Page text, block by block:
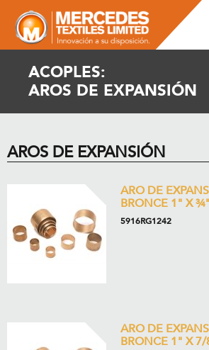
ACOPLES:
AROS DE EXPANSIÓN
AROS DE EXPANSIÓN
ARO DE
BRONCE 1" X ¾"
5916RG1242
ARO DE
BRONCE 1" X